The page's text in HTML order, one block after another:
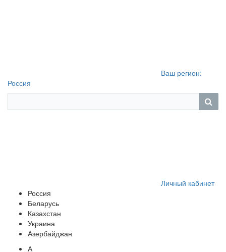
Ваш регион:
Россия
Личный кабинет
Россия
Беларусь
Казахстан
Украина
Азербайджан
А